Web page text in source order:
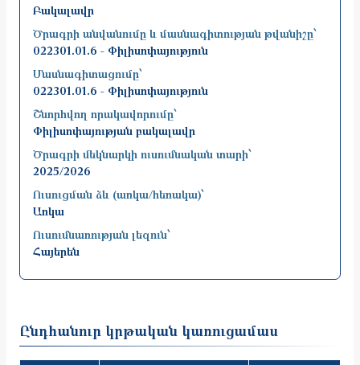
Բակալավր
Ծրագրի անվանումը և մասնագիտության թվանիշը՝
022301.01.6 - Փիլիսոփայություն
Մասնագիտացումը՝
022301.01.6 - Փիլիսոփայություն
Շնորհվող որակավորումը՝
Փիլիսոփայության բակալավր
Ծրագրի մեկնարկի ուսումնական տարի՝
2025/2026
Ուսուցման ձև (առկա/հեռակա)՝
Առկա
Ուսումնառության լեզուն՝
Հայերեն
Ընդհանուր կրթական կառուցամաս